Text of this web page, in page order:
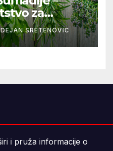
za
čajeve
DEJAN SRETENOVIC
i pruža informacije o